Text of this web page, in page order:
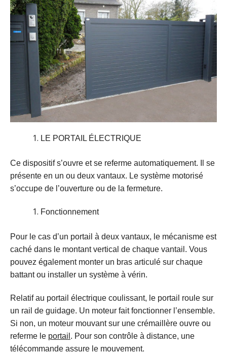
LE PORTAIL ÉLECTRIQUE
Ce dispositif s’ouvre et se referme automatiquement. Il se
présente en un ou deux vantaux. Le système motorisé
s’occupe de l’ouverture ou de la fermeture.
Fonctionnement
Pour le cas d’un portail à deux vantaux, le mécanisme est
caché dans le montant vertical de chaque vantail. Vous
pouvez également monter un bras articulé sur chaque
battant ou installer un système à vérin.
Relatif au portail électrique coulissant, le portail roule sur
un rail de guidage. Un moteur fait fonctionner l’ensemble.
Si non, un moteur mouvant sur une crémaillère ouvre ou
referme le portail . Pour son contrôle à distance, une
télécommande assure le mouvement.